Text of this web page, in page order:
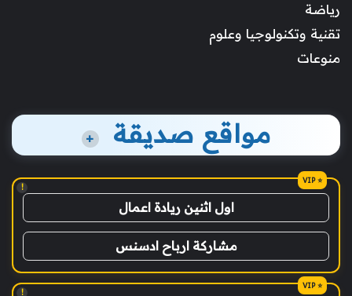
رياضة
تقنية وتكنولوجيا وعلوم
منوعات
مواقع صديقة +
!
اول اثنين ريادة اعمال
مشاركة ارباح ادسنس
!